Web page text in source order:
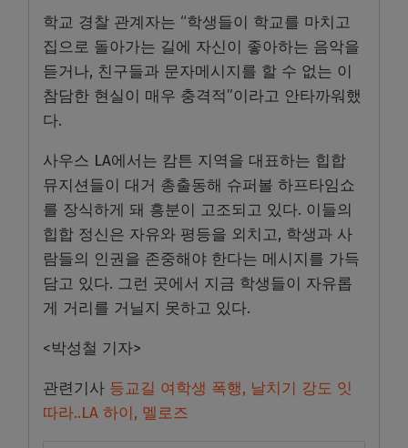
학교 경찰 관계자는 “학생들이 학교를 마치고
집으로 돌아가는 길에 자신이 좋아하는 음악을
듣거나, 친구들과 문자메시지를 할 수 없는 이
참담한 현실이 매우 충격적”이라고 안타까워했
다.
사우스 LA에서는 캄튼 지역을 대표하는 힙합
뮤지션들이 대거 총출동해 슈퍼볼 하프타임쇼
를 장식하게 돼 흥분이 고조되고 있다. 이들의
힙합 정신은 자유와 평등을 외치고, 학생과 사
람들의 인권을 존중해야 한다는 메시지를 가득
담고 있다. 그런 곳에서 지금 학생들이 자유롭
게 거리를 거닐지 못하고 있다.
<박성철 기자>
관련기사 등교길 여학생 폭행, 날치기 강도 잇
따라..LA 하이, 멜로즈